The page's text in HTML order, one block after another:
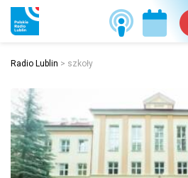
Radio Lublin > szkoły